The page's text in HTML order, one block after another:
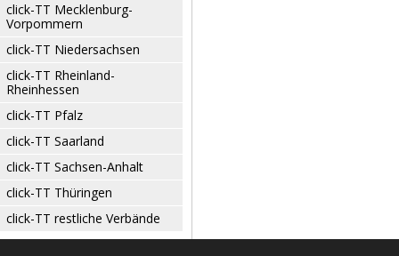
click-TT Mecklenburg-
Vorpommern
click-TT Niedersachsen
click-TT Rheinland-
Rheinhessen
click-TT Pfalz
click-TT Saarland
click-TT Sachsen-Anhalt
click-TT Thüringen
click-TT restliche Verbände